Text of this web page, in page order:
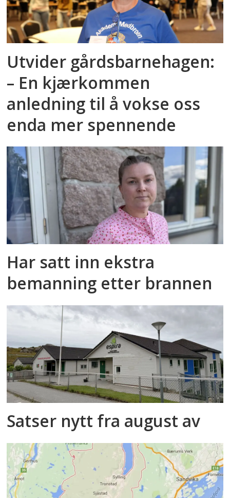
Utvider gårdsbarnehagen:
– En kjærkommen
anledning til å vokse oss
enda mer spennende
Har satt inn ekstra
bemanning etter brannen
Satser nytt fra august av